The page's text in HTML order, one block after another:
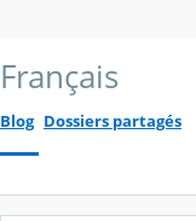
Français
Blog Dossiers partagés